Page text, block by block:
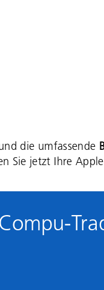
die umfassende
Sie jetzt Ihre